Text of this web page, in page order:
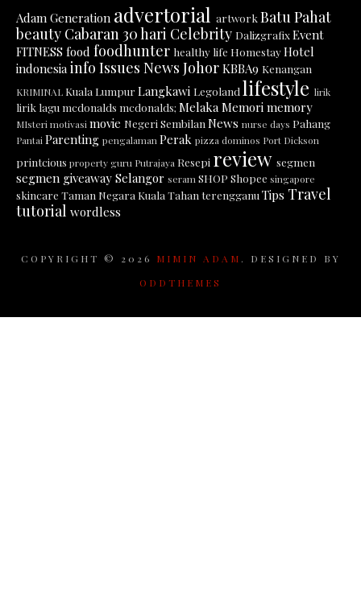
Adam Generation advertorial artwork Batu Pahat
beauty Cabaran 30 hari Celebrity DalizgrafixEvent
FITNESS food foodhunter healthy life HomestayHotel
indonesia info Issues News Johor KBBA9 Kenangan
KRIMINAL Kuala Lumpur Langkawi Legoland lifestyle lirik
lirik lagu mcdonalds mcdonalds; Melaka Memori memory
MIsteri motivasi movie Negeri Sembilan News nurse days Pahang
Pantai Parenting pengalaman Perak pizza dominos Port Dickson
printcious property guru Putrajaya Resepi review segmen
segmen giveaway Selangor seram SHOP Shopee singapore
skincare Taman Negara Kuala Tahan terengganu Tips Travel
tutorial wordless
COPYRIGHT © 2026 MIMIN ADAM . DESIGNED BY
ODDTHEMES